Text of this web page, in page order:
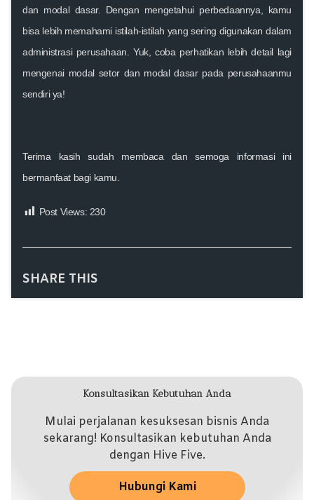
dan modal dasar. Dengan mengetahui perbedaannya, kamu
bisa lebih memahami istilah-istilah yang sering digunakan dalam
administrasi perusahaan. Yuk, coba perhatikan lebih detail lagi
mengenai modal setor dan modal dasar pada perusahaanmu
sendiri ya!
Terima kasih sudah membaca dansemoga informasi ini
bermanfaat bagi kamu.
Post Views: 230
SHARE THIS
Konsultasikan Kebutuhan Anda
Mulai perjalanan kesuksesan bisnis Anda
sekarang! Konsultasikan kebutuhan Anda
dengan Hive Five.
Hubungi Kami